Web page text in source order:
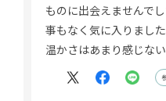
ものに出会えませんで
事もなく気に入りました
温かさはあまり感じな